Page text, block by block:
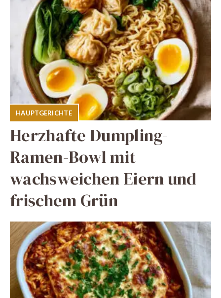
HAUPTGERICHTE
Herzhafte Dumpling-
Ramen-Bowl mit
wachsweichen Eiern und
frischem Grün